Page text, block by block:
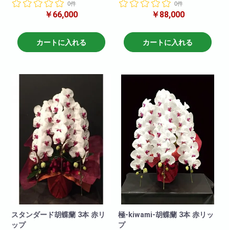
一押し8本立ちピンク。他の胡蝶
蘭と比べて目立つこと間違いな
華やかな一品です!就任祝い・開
店祝いにも適しています。お取
引先などに送っても失礼がな
輪数:約80～96輪
※季節により輪数が変動すること
があります。
0件
￥66,000
カートに入れる
一押し10本立ちピンク。他の胡
蝶蘭と比べて目立つこと間違い
つ華やかな一品です!就任祝い・
開店祝いにも適しています。お
取引先などに送っても失礼がな
色 : ピンク
輪数:約100～120輪
※季節により輪数が変動すること
があります。
0件
￥88,000
カートに入れる
スタンダード胡蝶蘭 3本 赤リ
ップ
極-kiwami-胡蝶蘭 3本 赤リッ
プ